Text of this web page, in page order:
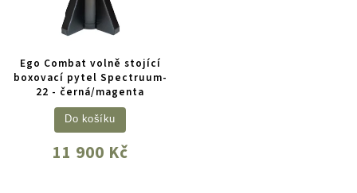
Ego Combat volně stojící
boxovací pytel Spectruum-
22 - černá/magenta
11 900 Kč
Do košíku